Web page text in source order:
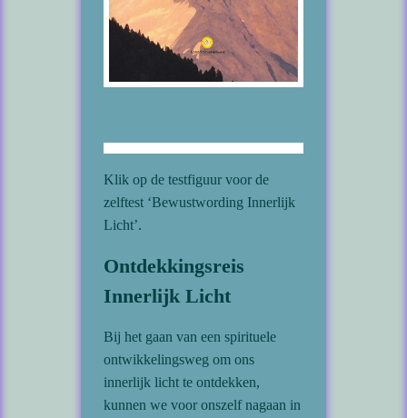
Klik op de testfiguur voor de
zelftest ‘Bewustwording Innerlijk
Licht’.
Ontdekkingsreis
Innerlijk Licht
Bij het gaan van een spirituele
ontwikkelingsweg om ons
innerlijk licht te ontdekken,
kunnen we voor onszelf nagaan in